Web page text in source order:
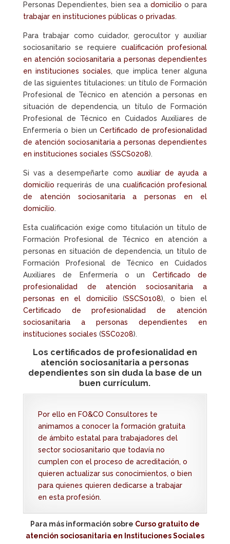
Personas Dependientes, bien sea a domicilio o para
trabajar en instituciones públicas o privadas.
Para trabajar como cuidador, gerocultor y auxiliar
sociosanitario se requiere cualificación profesional
en atención sociosanitaria a personas dependientes
en instituciones sociales, que implica tener alguna
de las siguientes titulaciones: un título de Formación
Profesional de Técnico en atención a personas en
situación de dependencia, un título de Formación
Profesional de Técnico en Cuidados Auxiliares de
Enfermería o bien unCertificado de profesionalidad
de atención sociosanitaria a personas dependientes
en instituciones sociales (SSCS0208).
Si vas a desempeñarte como auxiliar de ayuda a
domicilio requerirás de una cualificación profesional
de atención sociosanitaria a personas en el
domicilio.
Esta cualificación exige como titulación un título de
Formación Profesional de Técnico en atención a
personas en situación de dependencia, un título de
Formación Profesional de Técnico en Cuidados
Auxiliares de Enfermería o un Certificado de
profesionalidad de atención sociosanitaria a
personas en el domicilio (SSCS0108), o bien el
Certificado de profesionalidad de atención
sociosanitaria a personas dependientes en
instituciones sociales (SSC0208).
Los certificados de profesionalidad en
atención sociosanitaria a personas
dependientes son sin duda la base de un
buen currículum.
Por ello en FO&CO Consultores te
animamos a conocer la formación gratuita
de ámbito estatal para trabajadores del
sector sociosanitario que todavía no
cumplen con el proceso de acreditación, o
quieren actualizar sus conocimientos, o bien
para quienes quieren dedicarse a trabajar
en esta profesión.
Para más información sobre Curso gratuito de
atención sociosanitaria en Instituciones Sociales